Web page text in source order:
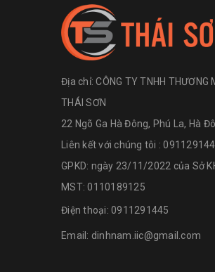
Địa chỉ:CÔNG TY TNHH THƯƠNG
THÁI SƠN
22 Ngõ Ga Hà Đông, Phú La, Hà
Liên kết với chúng tôi :
GPKD: ngày 23/11/2022 của Sở
MST: 0110189125
Điện thoại: 0911291445
Email: dinhnam.iic@gmail.com